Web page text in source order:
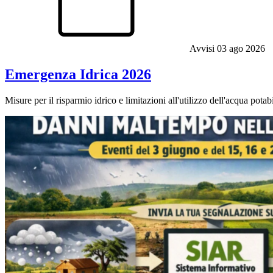
Avvisi 03 ago 2026
Emergenza Idrica 2026
Misure per il risparmio idrico e limitazioni all'utilizzo dell'acqua